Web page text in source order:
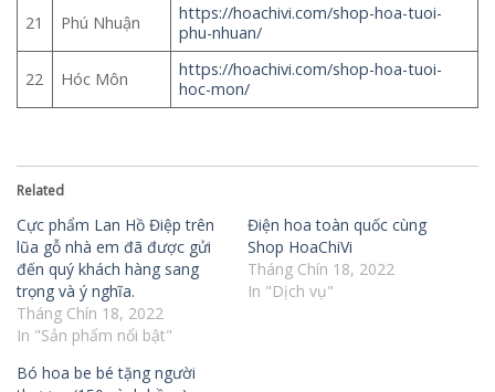
21 Phú Nhuận
https://hoachivi.com/shop-hoa-tuoi-
phu-nhuan/
22 Hóc Môn
https://hoachivi.com/shop-hoa-tuoi-
hoc-mon/
Related
Cực phẩm Lan Hồ Điệp trên
lũa gỗ nhà em đã được gửi
đến quý khách hàng sang
trọng và ý nghĩa.
Tháng Chín 18, 2022
In "Sản phẩm nổi bật"
Điện hoa toàn quốc cùng
Shop HoaChiVi
Tháng Chín 18, 2022
In "Dịch vụ"
Bó hoa be bé tặng người